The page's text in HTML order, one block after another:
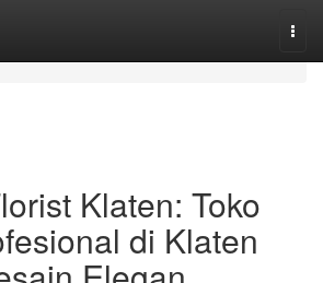
Klaten: Toko
di Klaten